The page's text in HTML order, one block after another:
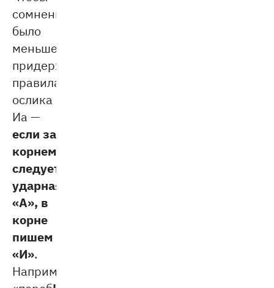
сомнений
было
меньше,
придерживайтесь
правила
ослика
Иа —
если за
корнем
следует
ударная
«А», в
корне
пишем
«И».
Например,